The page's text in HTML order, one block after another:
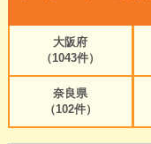
大阪府
（1043件）
奈良県
（102件）